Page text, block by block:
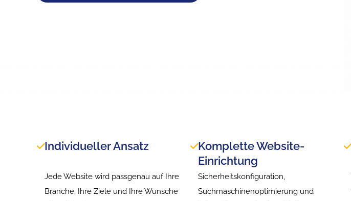
Individueller Ansatz
Jede Website wird passgenau auf Ihre
Branche, Ihre Ziele und Ihre Wünsche
Komplette Website-
Einrichtung
Sicherheitskonfiguration,
Suchmaschinenoptimierung und